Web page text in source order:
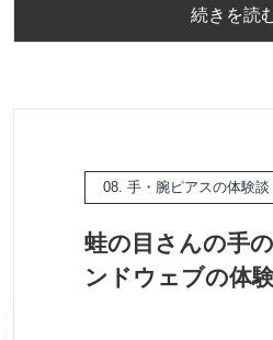
続きを読
08. 手・腕ピアスの体験談
蛙の目さんの手
ンドウェブの体